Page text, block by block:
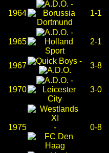
1964
-
1-1
1965
-
2-1
1967
-
3-8
1970
-
3-0
1975 - 0-8